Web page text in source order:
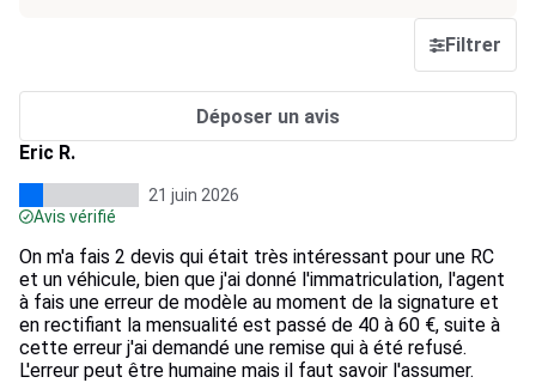
Filtrer
Déposer un avis
Eric R.
21 juin 2026
Avis vérifié
On m'a fais 2 devis qui était très intéressant pour une RC
et un véhicule, bien que j'ai donné l'immatriculation, l'agent
à fais une erreur de modèle au moment de la signature et
en rectifiant la mensualité est passé de 40 à 60 €, suite à
cette erreur j'ai demandé une remise qui à été refusé.
L'erreur peut être humaine mais il faut savoir l'assumer.